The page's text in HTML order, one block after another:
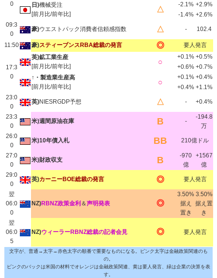
0
日)機械受注
[前月比/前年比]
△
-2.1% +2.9%
-1.4% +2.6%
09:3
0
豪)ウエストパック消費者信頼感指数 △ - 102.4
11:50 豪)スティーブンスRBA総裁の発言 ◎ 要人発言
17:3
0
英)鉱工業生産
[前月比/前年比]
○
+0.1% +0.5%
+0.6% +0.7%
↑・製造業生産高
[前月比/前年比]
○
+0.1% +0.4%
+0.4% +1.1%
23:0
0
英)NIESRGDP予想 △ - +0.4%
23:3
0
米)週間原油在庫 B -
-194.8
万
26:0
0
米)10年債入札 BB 210億ドル
27:0
0
米)財政収支 B
-970
億
+1567
億
29:0
0
英)カーニーBOE総裁の発言 ◎ 要人発言
翌
06:0
0
NZ)RBNZ政策金利 ＆声明発表 ◎
3.50%
据え
置き
3.50%
据え置
き
翌
06:0
5
NZ)ウィーラーRBNZ総裁の記者会見 ◎ 要人発言
文字が、普通→太字→赤色太字の順番で重要なものになる。ピンク太字は金融政策関連のも
の。
ピンクのバックは米国の材料でオレンジは金融政策関連、黄は要人発言、緑は企業の決算を表
す。